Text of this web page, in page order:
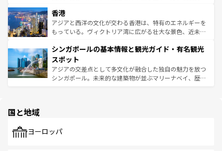
とつ。フォーやバインミー、ベトナムコーヒーなどは、ぜ
ひ現地で味わいたい。どの地域を訪れてもあたたかい人々
が旅行者を迎えてくれるので、きっと忘れられない旅にな
参照してほしい。
の活気が交差している。北部ではチェンマイなどの山岳地
帯で自然と触れ合い、南部ではプーケットやクラビの美し
いビーチでリゾート気分を楽しむことができる。タイ料理
激する。気候は一年中温暖で、どの季節にも異なる楽しみ
が待っている。親しみやすいタイの人々、仏教を中心とし
た文化、そして多様な観光資源が、訪れる旅人を魅了し続
ける。 なお、新着のタイ情報はコンテンツ一覧を参照して
香港
アジアと西洋の文化が交わる香港は、特有のエネルギーを
もっている。ヴィクトリア湾に広がる壮大な景色、近未来
み、どこを訪れても感動するはず。観光スポットが密集し
ており、効率よく見どころを回れるのも魅力。息をのむよ
うな絶景から文化的な体験まで、香港を存分に楽しみ尽く
そう。 なお、新着の香港情報はコンテンツ一覧を参照して
シンガポールの基本情報と観光ガイド・有名観光
スポット
アジアの交差点として多文化が融合した独自の魅力を放つ
シンガポール。未来的な建築物が並ぶマリーナベイ、歴史
で、ホーカーズは地元の風情を楽しめる外せないスポット
国と地域
ヨーロッパ